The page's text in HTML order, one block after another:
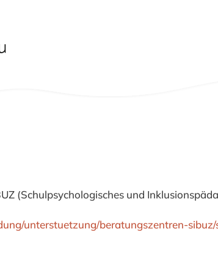
(Schulpsychologisches und
unterstuetzung/beratungszentren-